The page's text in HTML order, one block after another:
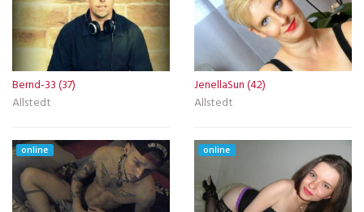
Bernd-33 (37)
Allstedt
JenellaSun (42)
Allstedt
online online